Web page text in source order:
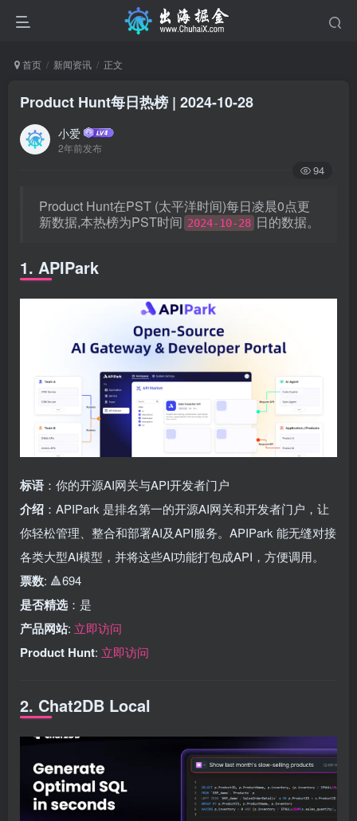
首页 新闻资讯 正文
Product Hunt每日热榜 | 2024-10-28
小爱
2年前发布
94
Product Hunt在PST (太平洋时间)每日凌晨0点更
新数据,本热榜为PST时间 2024-10-28 日的数据。
1. APIPark
标语 ：你的开源AI网关与API开发者门户
介绍 ：APIPark 是排名第一的开源AI网关和开发者门户，让
你轻松管理、整合和部署AI及API服务。APIPark 能无缝对接
各类大型AI模型，并将这些AI功能打包成API，方便调用。
票数: 🔺694
是否精选 ：是
产品网站: 立即访问
Product Hunt: 立即访问
2. Chat2DB Local